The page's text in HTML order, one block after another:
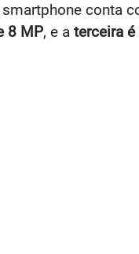
conta
8 MP, e a terceira